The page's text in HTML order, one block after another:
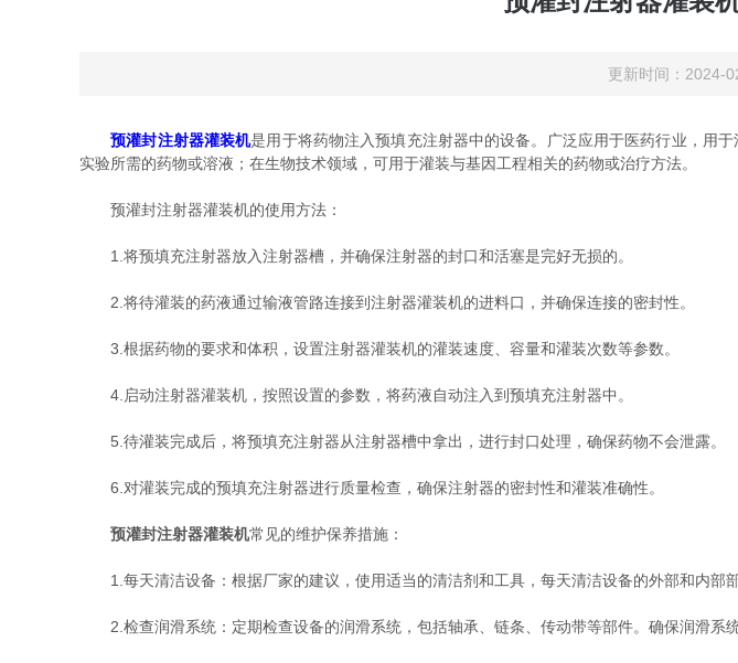
更新时间：
预灌封注射器灌装机是用于将药物注入预填充注射器中的设备。广泛应用于医药行业，用
实验所需的药物或溶液；在生物技术领域，可用于灌装与基因工程相关的药物或治疗方法。
预灌封注射器灌装机的使用方法：
1.将预填充注射器放入注射器槽，并确保注射器的封口和活塞是完好无损的。
2.将待灌装的药液通过输液管路连接到注射器灌装机的进料口，并确保连接的密封性。
3.根据药物的要求和体积，设置注射器灌装机的灌装速度、容量和灌装次数等参数。
4.启动注射器灌装机，按照设置的参数，将药液自动注入到预填充注射器中。
5.待灌装完成后，将预填充注射器从注射器槽中拿出，进行封口处理，确保药物不会泄露。
6.对灌装完成的预填充注射器进行质量检查，确保注射器的密封性和灌装准确性。
预灌封注射器灌装机常见的维护保养措施：
1.每天清洁设备：根据厂家的建议，使用适当的清洁剂和工具，每天清洁设备的外部和内部
2.检查润滑系统：定期检查设备的润滑系统，包括轴承、链条、传动带等部件。确保润滑系统